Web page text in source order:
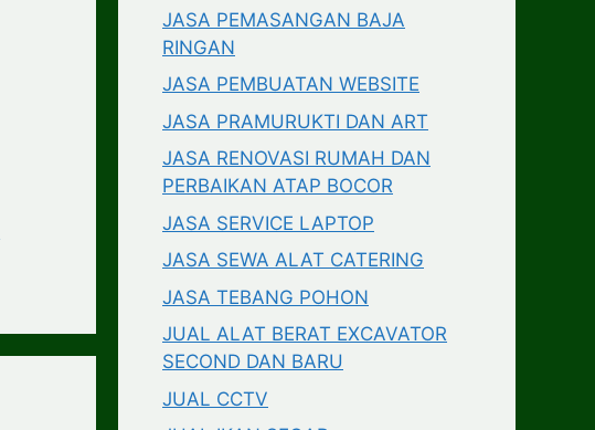
JASA PEMASANGAN BAJA
RINGAN
JASA PEMBUATAN WEBSITE
JASA PRAMURUKTI DAN ART
JASA RENOVASI RUMAH DAN
PERBAIKAN ATAP BOCOR
JASA SERVICE LAPTOP
JASA SEWA ALAT CATERING
JASA TEBANG POHON
JUAL ALAT BERAT EXCAVATOR
SECOND DAN BARU
JUAL CCTV